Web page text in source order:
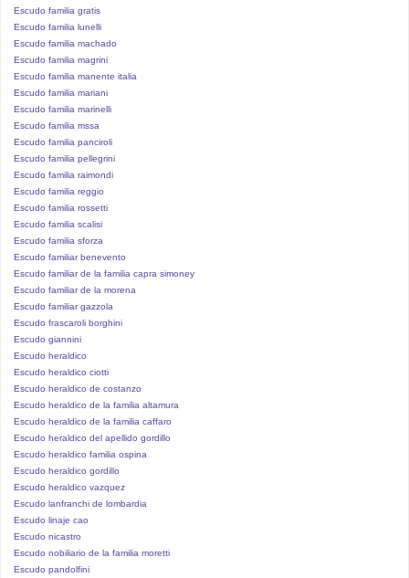
Escudo familia gratis
Escudo familia lunelli
Escudo familia machado
Escudo familia magrini
Escudo familia manente italia
Escudo familia mariani
Escudo familia marinelli
Escudo familia mssa
Escudo familia panciroli
Escudo familia pellegrini
Escudo familia raimondi
Escudo familia reggio
Escudo familia rossetti
Escudo familia scalisi
Escudo familia sforza
Escudo familiar benevento
Escudo familiar de la familia capra simoney
Escudo familiar de la morena
Escudo familiar gazzola
Escudo frascaroli borghini
Escudo giannini
Escudo heraldico
Escudo heraldico ciotti
Escudo heraldico de costanzo
Escudo heraldico de la familia altamura
Escudo heraldico de la familia caffaro
Escudo heraldico del apellido gordillo
Escudo heraldico familia ospina
Escudo heraldico gordillo
Escudo heraldico vazquez
Escudo lanfranchi de lombardia
Escudo linaje cao
Escudo nicastro
Escudo nobiliario de la familia moretti
Escudo pandolfini